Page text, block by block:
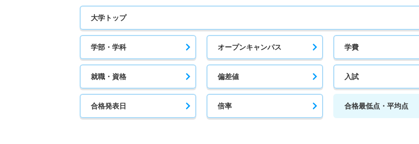
大学トップ
学部・学科 オープンキャンパス 学費
就職・資格 偏差値 入試
合格発表日 倍率 合格最低点・平均点